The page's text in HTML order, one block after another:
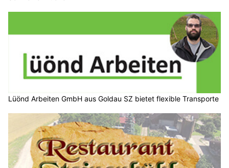
Lüönd Arbeiten GmbH aus Goldau SZ bietet flexible Transporte